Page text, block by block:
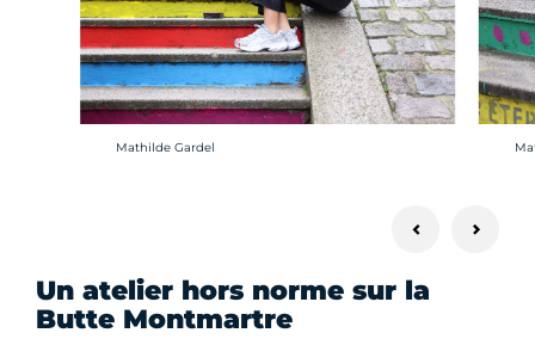
Crédit photo :
Mathilde Gardel
Un atelier hors norme sur la
Butte Montmartre